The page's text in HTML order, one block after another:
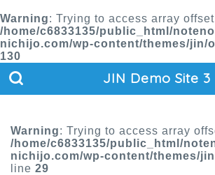
Warning: Trying to access array
/home/c6833135/public_html/
nichijo.com/wp-content/themes/jin/
130
JIN Demo Site 3
Warning: Trying to access array
/home/c6833135/public_html/
nichijo.com/wp-content/themes/
line 29